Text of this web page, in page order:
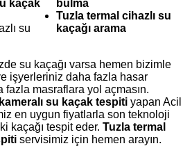
kaçak
su
bulma
Tuzla termal cihazlı su
kaçağı arama
su kaçağı varsa hemen bizimle
işyerleriniz daha fazla hasar
masraflara yol açmasın.
su kaçak tespitiyapan Acil
en uygun fiyatlarla son teknoloji
kaçağı tespit eder. Tuzla termal
servisimiz için hemen arayın.